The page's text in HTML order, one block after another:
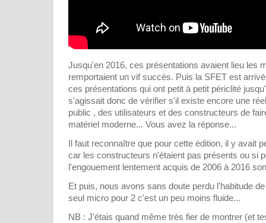
Jusqu'en 2016, ces présentations avaient lieu les
remportaient un vif succès. Puis la SFET est
ces présentations qui ont petit à petit périclité
s'agissait donc de vérifier s'il existe encore une
public , des utilisateurs et des constructeurs de
matériel moderne... Vous avez la réponse...
Il faut reconnaître que pour cette édition, il y avait
car les constructeurs n'étaient pas présents ou si
l'engouement lentement acquis de 2006 à 2016
Et puis, nous avons sans doute perdu l'habitude
seul micro pour 2 c'est un peu moins fluide...
NB : J'étais quand même très fier de montrer (et